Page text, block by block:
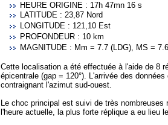
HEURE ORIGINE : 17h 47mn 16 s
LATITUDE : 23,87 Nord
LONGITUDE : 121,10 Est
PROFONDEUR : 10 km
MAGNITUDE : Mm = 7.7 (LDG), MS =
Cette localisation a été effectuée à l'aide de 8
épicentrale (gap = 120°). L'arrivée des
contraignant l'azimut sud-ouest.
Le choc principal est suivi de très nombreuses
l'heure actuelle, la plus forte réplique a eu lieu